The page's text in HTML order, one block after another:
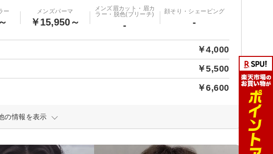
ー メンズパーマ
￥15,950～
メンズ眉カット・眉カ
ラー・脱色(ブリーチ)
-
顔そり・シェービング
-
￥4,000
￥5,500
￥6,600
の情報を表示